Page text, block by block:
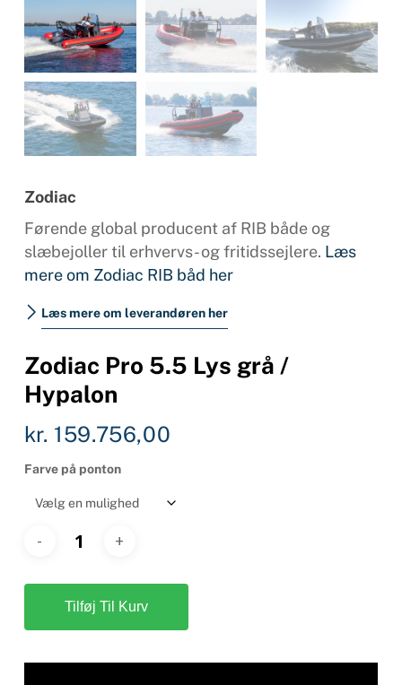
Zodiac
Førende global producent af RIB både og
slæbejoller til erhvervs- og fritidssejlere. Læs
mere om Zodiac RIB båd her
Læs mere om leverandøren her
Zodiac Pro 5.5 Lys grå /
Hypalon
kr. 159.756,00
Farve på ponton
Tilføj Til Kurv